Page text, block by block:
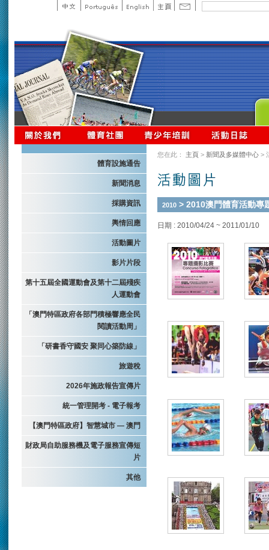
體育設施通告
新聞消息
採購資訊
輿情回應
活動圖片
影片片段
第十五屆全國運動會及第十二屆殘疾
人運動會
「澳門特區政府各部門積極響應全民
閱讀活動周」
「研書香守國安 聚同心築防線」
旅遊稅
2026年施政報告宣傳片
統一管理開考 - 電子報考
【澳門特區政府】智慧城市 — 澳門
財政局自助服務機及電子服務宣傳短
片
其他
您在此： 主頁 > 新聞及多媒體中心 >
2010 > 2010澳門體育活動專
日期 : 2010/04/24 ~ 2011/01/10